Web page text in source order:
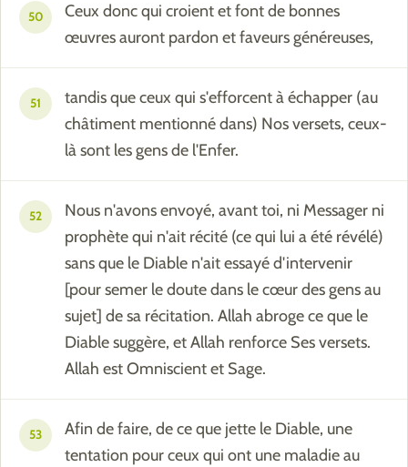
50
Ceux donc qui croient et font de bonnes
œuvres auront pardon et faveurs généreuses,
51
tandis que ceux qui s'efforcent à échapper (au
châtiment mentionné dans) Nos versets, ceux-
là sont les gens de l'Enfer.
52
Nous n'avons envoyé, avant toi, ni Messager ni
prophète qui n'ait récité (ce qui lui a été révélé)
sans que le Diable n'ait essayé d'intervenir
[pour semer le doute dans le cœur des gens au
sujet] de sa récitation. Allah abroge ce que le
Diable suggère, et Allah renforce Ses versets.
Allah est Omniscient et Sage.
53
Afin de faire, de ce que jette le Diable, une
tentation pour ceux qui ont une maladie au